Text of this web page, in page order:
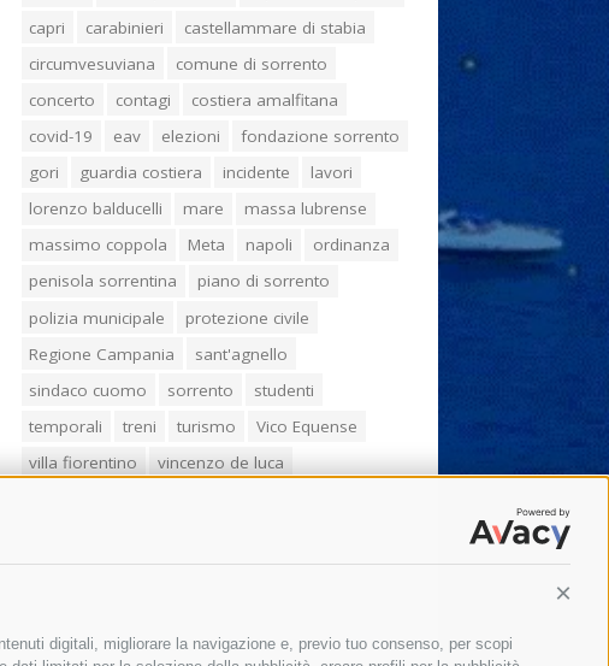
digitali, migliorare la navigazione e, previo tuo consenso, per scopi
capri
carabinieri
castellammare di stabia
circumvesuviana
comune di sorrento
concerto
contagi
costiera amalfitana
covid-19
eav elezioni
fondazione sorrento
gori
guardia costiera incidente
lavori
lorenzo balducelli
mare
massa lubrense
massimo coppola
Meta napoli
ordinanza
penisola sorrentina
piano di sorrento
polizia municipale
protezione civile
Regione Campania
sant'agnello
sindaco cuomo
sorrento
studenti
temporali
treni turismo
Vico Equense
villa fiorentino
vincenzo de luca